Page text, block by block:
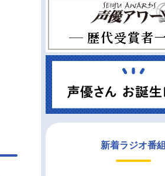
新着ラジオ番組